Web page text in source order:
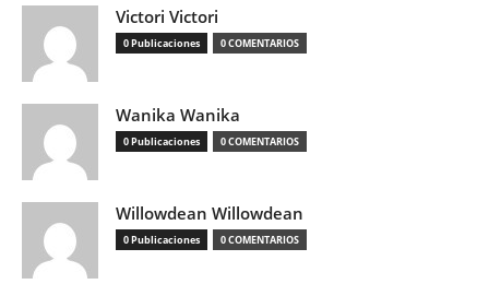
Victori Victori
0 Publicaciones 0 COMENTARIOS
Wanika Wanika
0 Publicaciones 0 COMENTARIOS
Willowdean Willowdean
0 Publicaciones 0 COMENTARIOS